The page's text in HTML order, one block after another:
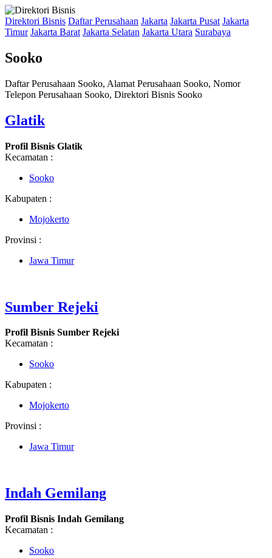
Direktori Bisnis Daftar Perusahaan Jakarta Jakarta Pusat Jakarta
Timur Jakarta Barat Jakarta Selatan Jakarta Utara Surabaya
Sooko
Daftar Perusahaan Sooko, Alamat Perusahaan Sooko, Nomor
Telepon Perusahaan Sooko, Direktori Bisnis Sooko
Glatik
Profil Bisnis Glatik
Kecamatan :
Sooko
Kabupaten :
Mojokerto
Provinsi :
Jawa Timur
Sumber Rejeki
Profil Bisnis Sumber Rejeki
Kecamatan :
Sooko
Kabupaten :
Mojokerto
Provinsi :
Jawa Timur
Indah Gemilang
Profil Bisnis Indah Gemilang
Kecamatan :
Sooko